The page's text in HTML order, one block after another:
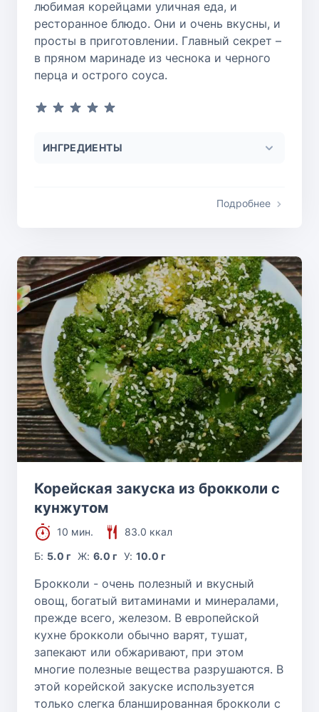
любимая корейцами уличная еда, и
ресторанное блюдо. Они и очень вкусны, и
просты в приготовлении. Главный секрет –
в пряном маринаде из чеснока и черного
перца и острого соуса.
ИНГРЕДИЕНТЫ
Подробнее
Корейская закуска из брокколи с
кунжутом
10 мин.
83.0 ккал
Б: 5.0 г Ж: 6.0 г У: 10.0 г
Брокколи - очень полезный и вкусный
овощ, богатый витаминами и минералами,
прежде всего, железом. В европейской
кухне брокколи обычно варят, тушат,
запекают или обжаривают, при этом
многие полезные вещества разрушаются. В
этой корейской закуске используется
только слегка бланшированная брокколи с